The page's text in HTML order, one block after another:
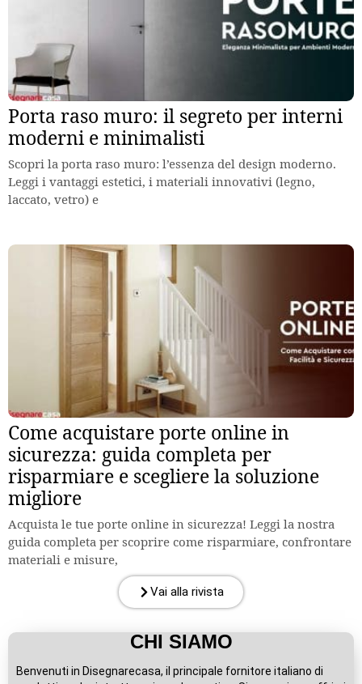
Porta raso muro: il segreto per interni
moderni e minimalisti
Scopri la porta raso muro: l’essenza del design moderno.
Leggi i vantaggi estetici, i materiali innovativi (legno,
laccato, vetro) e
Come acquistare porte online in
sicurezza: guida completa per
risparmiare e scegliere la soluzione
migliore
Acquista le tue porte online in sicurezza! Leggi la nostra
guida completa per scoprire come risparmiare, confrontare
materiali e misure,
Vai alla rivista
CHI SIAMO
Benvenuti in Disegnarecasa, il principale fornitore italiano di